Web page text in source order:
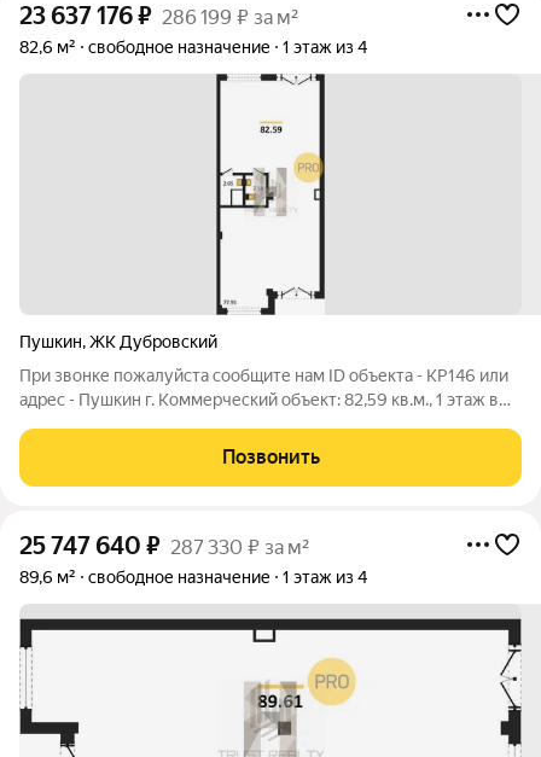
23 637 176₽ 286 199 ₽ за м²
82,6 м² свободное назначение 1 этаж из 4
Пушкин,ЖК Дубровский
При звонке пожалуйста сообщите нам ID объекта - KP146 или
адрес - Пушкин г. Коммерческий объект: 82,59 кв.м., 1 этаж в
Позвонить
25 747 640 ₽ 287 330 ₽ за м²
89,6 м² свободное назначение 1 этаж из 4